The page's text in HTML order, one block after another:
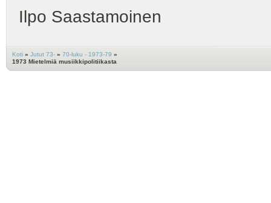
Ilpo Saastamoinen
Koti » Jutut 73- » 70-luku - 1973-79 »
1973 Mietelmiä musiikkipolitiikasta